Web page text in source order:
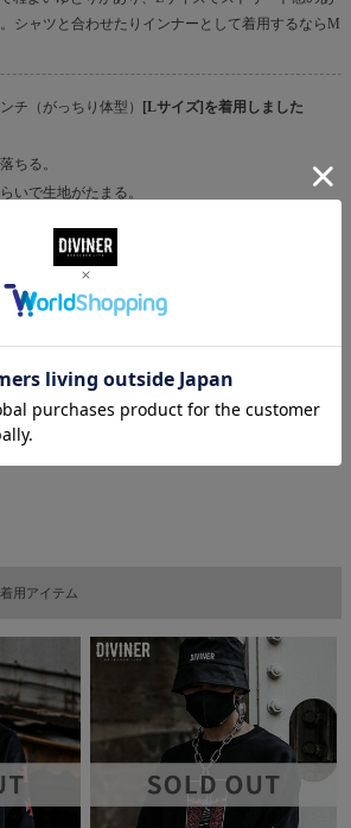
シャツと合わせたりインナーとして着用するならM
チ（がっちり体型） [Lサイズ]を着用しました
ちる。
いで生地がたまる。
り具合が程良くストリートな印象で良いですね。キャ
ちろん、袖などディテールのデザインのもこだわり
用アイテム